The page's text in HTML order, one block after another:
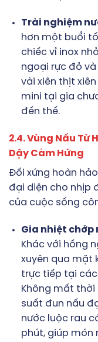
Trải nghiệm
hơn một buổi
chiếc vỉ inox
ngoại rực đỏ
vài xiên thịt
mini tại gia
đến thế.
2.4. Vùng Nấu Từ
Dậy Cảm Hứng
Đối xứng hoàn
đại diện cho nhịp
của cuộc sống
Gia nhiệt
Khác với hồng
xuyên qua mặt
trực tiếp tại
Không mất thời
suất đun nấu
nước luộc rau
phút, giúp món